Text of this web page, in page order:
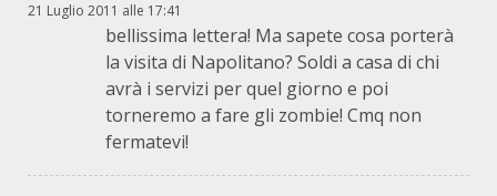
21 Luglio 2011 alle 17:41
bellissima lettera! Ma sapete cosa porterà
la visita di Napolitano? Soldi a casa di chi
avrà i servizi per quel giorno e poi
torneremo a fare gli zombie! Cmq non
fermatevi!